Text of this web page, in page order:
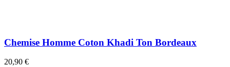
Chemise Homme Coton Khadi Ton Bordeaux
20,90 €